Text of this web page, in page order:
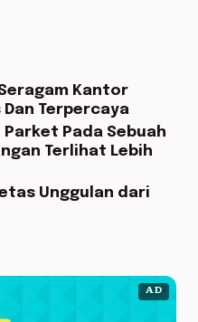
Kantor
Terpercaya
Pada Sebuah
Terlihat Lebih
Unggulan dari
AD